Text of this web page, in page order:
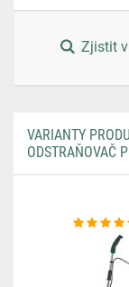
Zjistit
VARIANTY
ODSTRAŇOVAČ